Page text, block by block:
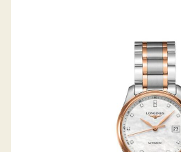
THE MASTER